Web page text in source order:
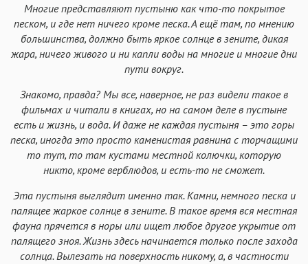
Roboto Garamond Fira Sans Times
Аа
Iowan
Аа
San Francisco Аа
SF Serif Аа
New York
Аа
Helvetica Neue
Аа Аа
Georgia
Аа
Аа
Courier
Аа
Courier New
Аа
Menlo
Аа
SF Mono
Многие представляют пустыню как что-то покрытое
песком, и где нет ничего кроме песка. А ещё там, по мнению
большинства, должно быть яркое солнце в зените, дикая
жара, ничего живого и ни капли воды на многие и многие дни
пути вокруг.
Знакомо, правда? Мы все, наверное, не раз видели такое в
фильмах и читали в книгах, но на самом деле в пустыне
есть и жизнь, и вода. И даже не каждая пустыня – это горы
песка, иногда это просто каменистая равнина с торчащими
то тут, то там кустами местной колючки, которую
никто, кроме верблюдов, и есть-то не сможет.
Эта пустыня выглядит именно так. Камни, немного песка и
палящее жаркое солнце в зените. В такое время вся местная
фауна прячется в норы или ищет любое другое укрытие от
палящего зноя. Жизнь здесь начинается только после захода
солнца. Вылезать на поверхность никому, а, в частности